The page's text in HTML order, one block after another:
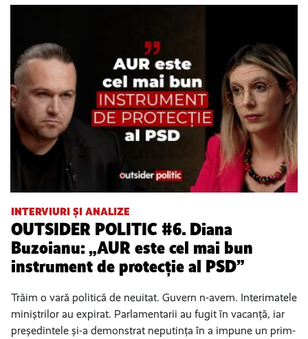
INTERVIURI ȘI ANALIZE
OUTSIDER POLITIC #6. Diana
Buzoianu: „AUR este cel mai bun
instrument de protecție al PSD”
Trăim o vară politică de neuitat. Guvern n-avem. Interimatele
miniștrilor au expirat. Parlamentarii au fugit în vacanță, iar
președintele și-a demonstrat neputința în a impune un prim-